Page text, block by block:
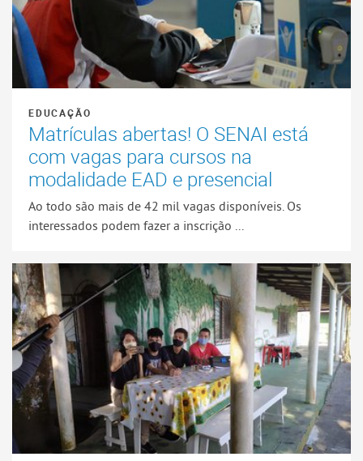
EDUCAÇÃO
Matrículas abertas! O SENAI está
com vagas para cursos na
modalidade EAD e presencial
Ao todo são mais de 42 mil vagas disponíveis. Os
interessados podem fazer a inscrição ...